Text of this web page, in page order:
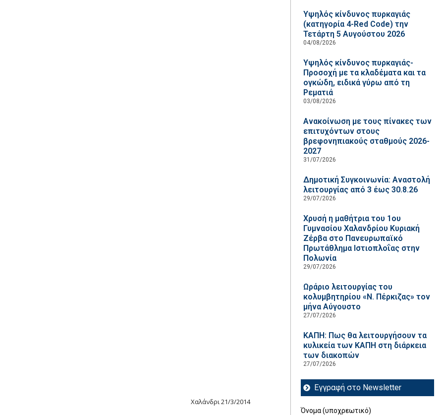
Χαλάνδρι 21/3/2014
Υψηλός κίνδυνος πυρκαγιάς
(κατηγορία 4-Red Code) την
Τετάρτη 5 Αυγούστου 2026
04/08/2026
Υψηλός κίνδυνος πυρκαγιάς-
Προσοχή με τα κλαδέματα και τα
ογκώδη, ειδικά γύρω από τη
Ρεματιά
03/08/2026
Ανακοίνωση με τους πίνακες των
επιτυχόντων στους
βρεφονηπιακούς σταθμούς 2026-
2027
31/07/2026
Δημοτική Συγκοινωνία: Αναστολή
λειτουργίας από 3 έως 30.8.26
29/07/2026
Χρυσή η μαθήτρια του 1ου
Γυμνασίου Χαλανδρίου Κυριακή
Ζέρβα στο Πανευρωπαϊκό
Πρωτάθλημα Ιστιοπλοΐας στην
Πολωνία
29/07/2026
Ωράριο λειτουργίας του
κολυμβητηρίου «Ν. Πέρκιζας» τον
μήνα Αύγουστο
27/07/2026
ΚΑΠΗ: Πως θα λειτουργήσουν τα
κυλικεία των ΚΑΠΗ στη διάρκεια
των διακοπών
27/07/2026
Εγγραφή στο Newsletter
Όνομα (υποχρεωτικό)